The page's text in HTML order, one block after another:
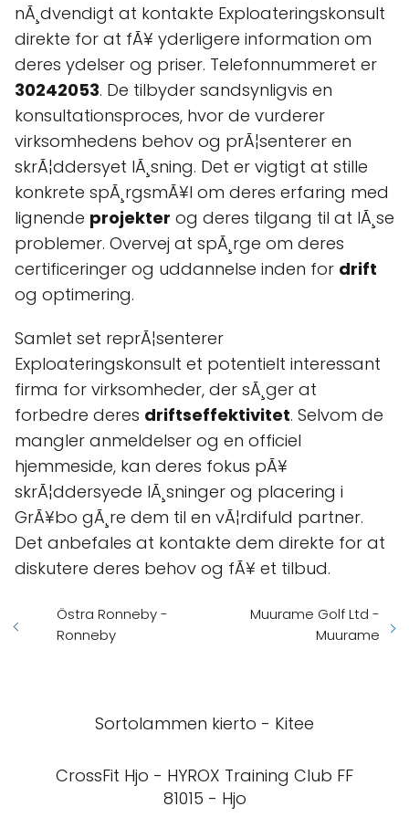
nÃ¸dvendigt at kontakte Exploateringskonsult
direkte for at fÃ¥ yderligere information om
deres ydelser og priser. Telefonnummeret er
30242053. De tilbyder sandsynligvis en
konsultationsproces, hvor de vurderer
virksomhedens behov og prÃ¦senterer en
skrÃ¦ddersyet lÃ¸sning. Det er vigtigt at stille
konkrete spÃ¸rgsmÃ¥l om deres erfaring med
lignende projekter og deres tilgang til at lÃ¸se
problemer. Overvej at spÃ¸rge om deres
certificeringer og uddannelse inden for drift
og optimering.
Samlet set reprÃ¦senterer
Exploateringskonsult et potentielt interessant
firma for virksomheder, der sÃ¸ger at
forbedre deres driftseffektivitet. Selvom de
mangler anmeldelser og en officiel
hjemmeside, kan deres fokus pÃ¥
skrÃ¦ddersyede lÃ¸sninger og placering i
GrÃ¥bo gÃ¸re dem til en vÃ¦rdifuld partner.
Det anbefales at kontakte dem direkte for at
diskutere deres behov og fÃ¥ et tilbud.
Östra Ronneby -
Ronneby
Muurame Golf Ltd -
Muurame
Sortolammen kierto - Kitee
CrossFit Hjo - HYROX Training Club FF
81015 - Hjo